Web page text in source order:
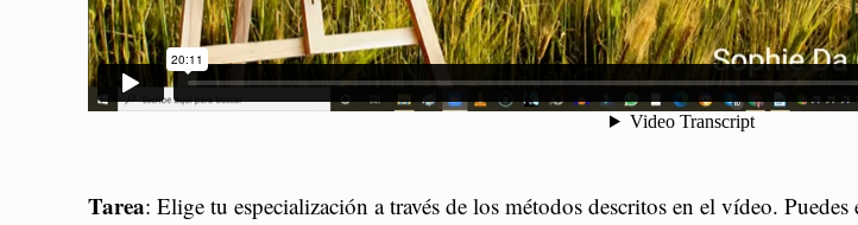
Tarea: Elige tu especialización a través de los métodos descritos en el vídeo.